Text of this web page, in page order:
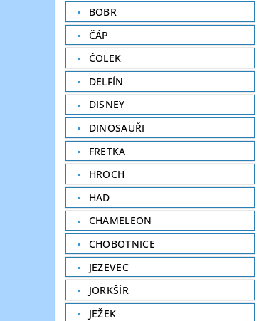
BOBR
ČÁP
ČOLEK
DELFÍN
DISNEY
DINOSAUŘI
FRETKA
HROCH
HAD
CHAMELEON
CHOBOTNICE
JEZEVEC
JORKŠÍR
JEŽEK